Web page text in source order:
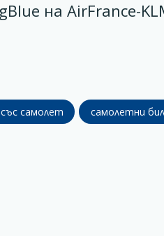
на AirFrance-
самолет самолетни